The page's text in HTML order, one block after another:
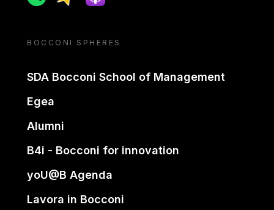
BOCCONI SPHERES
SDA Bocconi School of Management
Egea
Alumni
B4i - Bocconi for innovation
yoU@B Agenda
Lavora in Bocconi